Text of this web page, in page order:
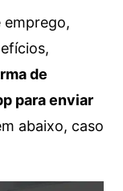
emprego,
de
para enviar
abaixo, caso